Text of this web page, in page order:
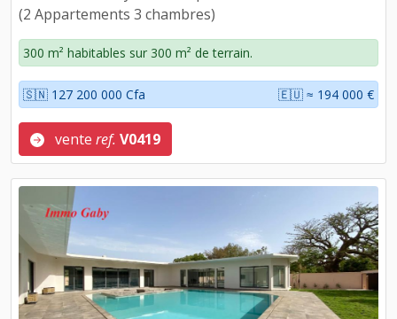
(2 Appartements 3 chambres)
300 m² habitables sur 300 m² de terrain.
🇸🇳 127 200 000 Cfa 🇪🇺 ≈ 194 000 €
vente ref. V0419